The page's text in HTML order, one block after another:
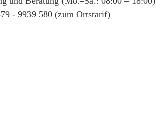
- 9939 580 (zum Ortstarif)